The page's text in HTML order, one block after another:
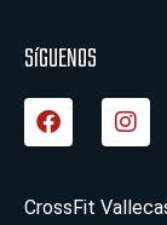
SíGUENOS
F
a
b
I
n
a
CrossFit